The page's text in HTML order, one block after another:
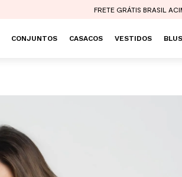
FRETE GRÁTIS BRASIL
CONJUNTOS CASACOS VESTIDOS